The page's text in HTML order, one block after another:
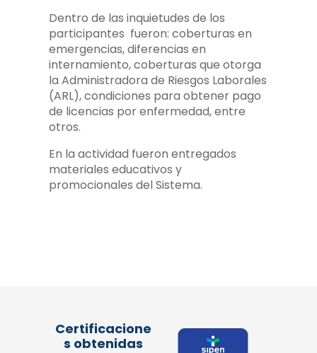
Dentro de las inquietudes de los
participantes fueron: coberturas en
emergencias, diferencias en
internamiento, coberturas que otorga
la Administradora de Riesgos Laborales
(ARL), condiciones para obtener pago
de licencias por enfermedad, entre
otros.
En la actividad fueron entregados
materiales educativos y
promocionales del Sistema.
Certificacione
s obtenidas